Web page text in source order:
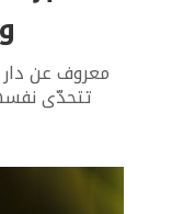
تتحدّى